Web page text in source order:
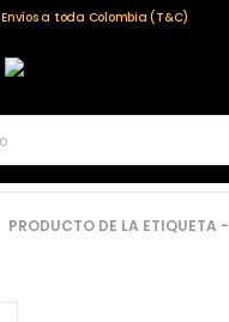
Envíos a toda Colombia (T&C)
PRODUCTO DE LA ETIQUETA -